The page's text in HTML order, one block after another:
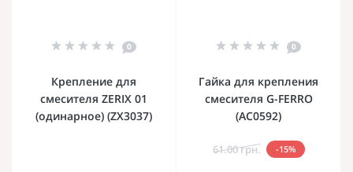
0
Крепление для
смесителя ZERIX 01
(одинарное) (ZX3037)
0
Гайка для крепления
смесителя G-FERRO
(AC0592)
61.00 грн. -15%